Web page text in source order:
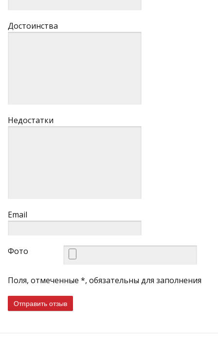
Достоинства
Недостатки
Email
Фото
Поля, отмеченные *, обязательны для заполнения
Отправить отзыв